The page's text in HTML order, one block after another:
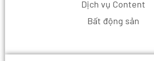
Dịch vụ Content
Bất động sản